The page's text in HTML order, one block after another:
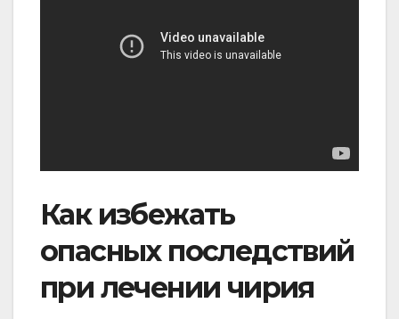
Как избежать
опасных последствий
при лечении чирия